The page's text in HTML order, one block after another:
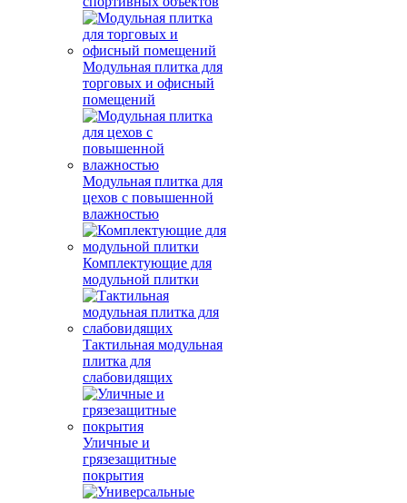
Модульная плитка для
торговых и офисный
помещений
Модульная плитка для
цехов с повышенной
влажностью
Комплектующие для
модульной плитки
Тактильная модульная
плитка для
слабовидящих
Уличные и
грязезащитные
покрытия